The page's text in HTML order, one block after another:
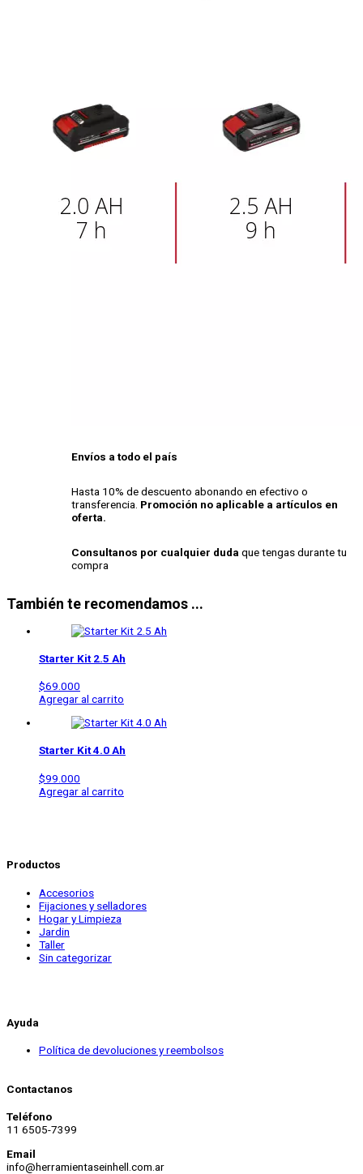
Envíos a todo el país
Hasta 10% de descuento abonando en efectivo o
transferencia. Promoción no aplicable a artículos en
oferta.
Consultanos por cualquier duda que tengas durante tu
compra
También te recomendamos ...
Starter Kit 2.5 Ah
$69.000
Agregar al carrito
Starter Kit 4.0 Ah
$99.000
Agregar al carrito
Productos
Accesorios
Fijaciones y selladores
Hogar y Limpieza
Jardin
Taller
Sin categorizar
Ayuda
Política de devoluciones y reembolsos
Contactanos
Teléfono
11 6505-7399
Email
info@herramientaseinhell.com.ar